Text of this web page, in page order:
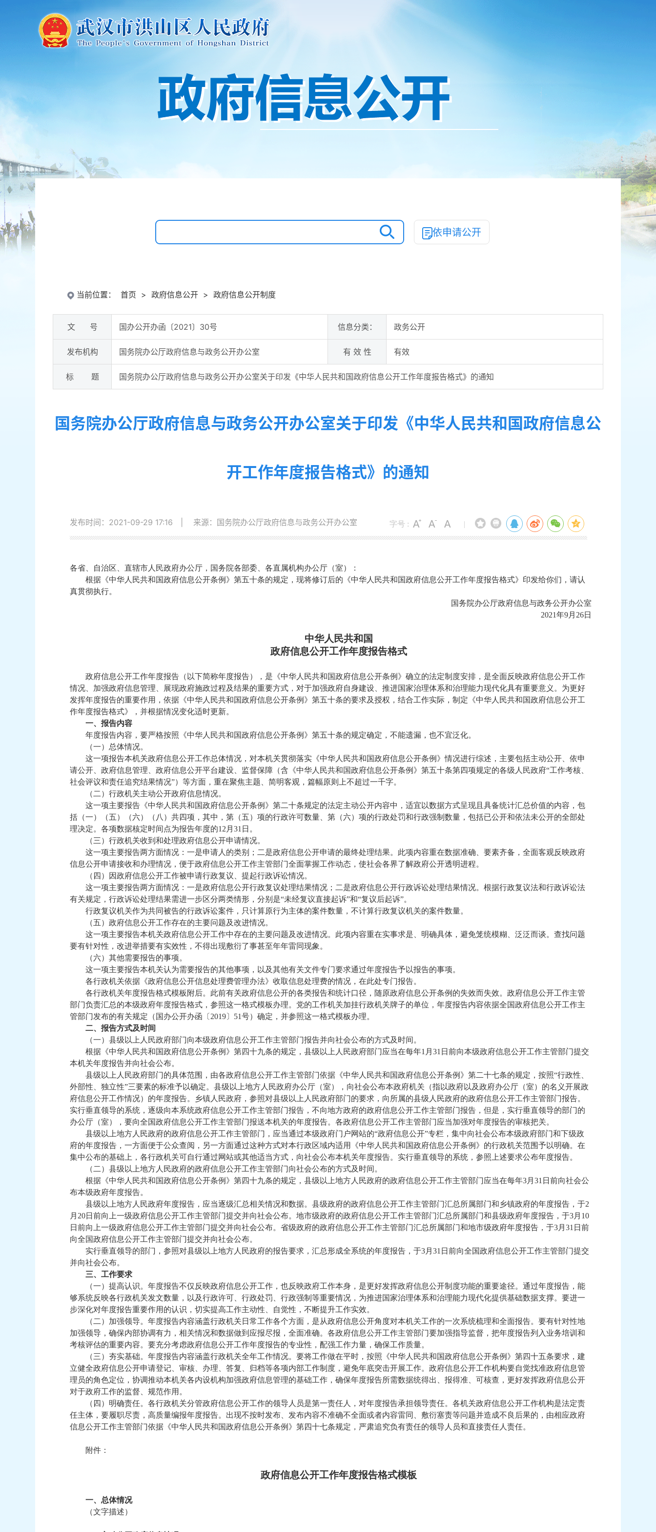
依申请公开
当前位置： 首页 > 政府信息公开 > 政府信息公开制度
文 号 国办公开办函〔2021〕30号 信息分类： 政务公开
发布机构 国务院办公厅政府信息与政务公开办公室 有 效 性 有效
标 题 国务院办公厅政府信息与政务公开办公室关于印发《中华人民共和国政府信息公开工作年度报告格式》的通知
国务院办公厅政府信息与政务公开办公室关于印发《中华人民共和国政府信息公
开工作年度报告格式》的通知
字号 : |
发布时间：2021-09-29 17:16 来源：国务院办公厅政府信息与政务公开办公室
各省、自治区、直辖市人民政府办公厅，国务院各部委、各直属机构办公厅（室）：
根据《中华人民共和国政府信息公开条例》第五十条的规定，现将修订后的《中华人民共和国政府信息公开工作年度报告格式》印发给你们，请认
真贯彻执行。
国务院办公厅政府信息与政务公开办公室
2021年9月26日
中华人民共和国
政府信息公开工作年度报告格式
政府信息公开工作年度报告（以下简称年度报告），是《中华人民共和国政府信息公开条例》确立的法定制度安排，是全面反映政府信息公开工作
情况、加强政府信息管理、展现政府施政过程及结果的重要方式，对于加强政府自身建设、推进国家治理体系和治理能力现代化具有重要意义。为更好
发挥年度报告的重要作用，依据《中华人民共和国政府信息公开条例》第五十条的要求及授权，结合工作实际，制定《中华人民共和国政府信息公开工
作年度报告格式》，并根据情况变化适时更新。
一、报告内容
年度报告内容，要严格按照《中华人民共和国政府信息公开条例》第五十条的规定确定，不能遗漏，也不宜泛化。
（一）总体情况。
这一项报告本机关政府信息公开工作总体情况，对本机关贯彻落实《中华人民共和国政府信息公开条例》情况进行综述，主要包括主动公开、依申
请公开、政府信息管理、政府信息公开平台建设、监督保障（含《中华人民共和国政府信息公开条例》第五十条第四项规定的各级人民政府“工作考核、
社会评议和责任追究结果情况”）等方面，重在聚焦主题、简明客观，篇幅原则上不超过一千字。
（二）行政机关主动公开政府信息情况。
这一项主要报告《中华人民共和国政府信息公开条例》第二十条规定的法定主动公开内容中，适宜以数据方式呈现且具备统计汇总价值的内容，包
括（一）（五）（六）（八）共四项，其中，第（五）项的行政许可数量、第（六）项的行政处罚和行政强制数量，包括已公开和依法未公开的全部处
理决定。各项数据核定时间点为报告年度的12月31日。
（三）行政机关收到和处理政府信息公开申请情况。
这一项主要报告两方面情况：一是申请人的类别；二是政府信息公开申请的最终处理结果。此项内容重在数据准确、要素齐备，全面客观反映政府
信息公开申请接收和办理情况，便于政府信息公开工作主管部门全面掌握工作动态，使社会各界了解政府公开透明进程。
（四）因政府信息公开工作被申请行政复议、提起行政诉讼情况。
这一项主要报告两方面情况：一是政府信息公开行政复议处理结果情况；二是政府信息公开行政诉讼处理结果情况。根据行政复议法和行政诉讼法
有关规定，行政诉讼处理结果需进一步区分两类情形，分别是“未经复议直接起诉”和“复议后起诉”。
行政复议机关作为共同被告的行政诉讼案件，只计算原行为主体的案件数量，不计算行政复议机关的案件数量。
（五）政府信息公开工作存在的主要问题及改进情况。
这一项主要报告本机关政府信息公开工作中存在的主要问题及改进情况。此项内容重在实事求是、明确具体，避免笼统模糊、泛泛而谈。查找问题
要有针对性，改进举措要有实效性，不得出现敷衍了事甚至年年雷同现象。
（六）其他需要报告的事项。
这一项主要报告本机关认为需要报告的其他事项，以及其他有关文件专门要求通过年度报告予以报告的事项。
各行政机关依据《政府信息公开信息处理费管理办法》收取信息处理费的情况，在此处专门报告。
各行政机关年度报告格式模板附后。此前有关政府信息公开的各类报告和统计口径，随原政府信息公开条例的失效而失效。政府信息公开工作主管
部门负责汇总的本级政府年度报告格式，参照这一格式模板办理。党的工作机关加挂行政机关牌子的单位，年度报告内容依据全国政府信息公开工作主
管部门发布的有关规定（国办公开办函〔2019〕51号）确定，并参照这一格式模板办理。
二、报告方式及时间
（一）县级以上人民政府部门向本级政府信息公开工作主管部门报告并向社会公布的方式及时间。
根据《中华人民共和国政府信息公开条例》第四十九条的规定，县级以上人民政府部门应当在每年1月31日前向本级政府信息公开工作主管部门提交
本机关年度报告并向社会公布。
县级以上人民政府部门的具体范围，由各政府信息公开工作主管部门依据《中华人民共和国政府信息公开条例》第二十七条的规定，按照“行政性、
外部性、独立性”三要素的标准予以确定。县级以上地方人民政府办公厅（室），向社会公布本政府机关（指以政府以及政府办公厅（室）的名义开展政
府信息公开工作情况）的年度报告。乡镇人民政府，参照对县级以上人民政府部门的要求，向所属的县级人民政府的政府信息公开工作主管部门报告。
实行垂直领导的系统，逐级向本系统政府信息公开工作主管部门报告，不向地方政府的政府信息公开工作主管部门报告，但是，实行垂直领导的部门的
办公厅（室），要向全国政府信息公开工作主管部门报送本机关的年度报告。各政府信息公开工作主管部门应当加强对年度报告的审核把关。
县级以上地方人民政府的政府信息公开工作主管部门，应当通过本级政府门户网站的“政府信息公开”专栏，集中向社会公布本级政府部门和下级政
府的年度报告，一方面便于公众查阅，另一方面通过这种方式对本行政区域内适用《中华人民共和国政府信息公开条例》的行政机关范围予以明确。在
集中公布的基础上，各行政机关可自行通过网站或其他适当方式，向社会公布本机关年度报告。实行垂直领导的系统，参照上述要求公布年度报告。
（二）县级以上地方人民政府的政府信息公开工作主管部门向社会公布的方式及时间。
根据《中华人民共和国政府信息公开条例》第四十九条的规定，县级以上地方人民政府的政府信息公开工作主管部门应当在每年3月31日前向社会公
布本级政府年度报告。
县级以上地方人民政府年度报告，应当逐级汇总相关情况和数据。县级政府的政府信息公开工作主管部门汇总所属部门和乡镇政府的年度报告，于2
月20日前向上一级政府信息公开工作主管部门提交并向社会公布。地市级政府的政府信息公开工作主管部门汇总所属部门和县级政府年度报告，于3月10
日前向上一级政府信息公开工作主管部门提交并向社会公布。省级政府的政府信息公开工作主管部门汇总所属部门和地市级政府年度报告，于3月31日前
向全国政府信息公开工作主管部门提交并向社会公布。
实行垂直领导的部门，参照对县级以上地方人民政府的报告要求，汇总形成全系统的年度报告，于3月31日前向全国政府信息公开工作主管部门提交
并向社会公布。
三、工作要求
（一）提高认识。年度报告不仅反映政府信息公开工作，也反映政府工作本身，是更好发挥政府信息公开制度功能的重要途径。通过年度报告，能
够系统反映各行政机关发文数量，以及行政许可、行政处罚、行政强制等重要情况，为推进国家治理体系和治理能力现代化提供基础数据支撑。要进一
步深化对年度报告重要作用的认识，切实提高工作主动性、自觉性，不断提升工作实效。
（二）加强领导。年度报告内容涵盖行政机关日常工作各个方面，是从政府信息公开角度对本机关工作的一次系统梳理和全面报告。要有针对性地
加强领导，确保内部协调有力，相关情况和数据做到应报尽报，全面准确。各政府信息公开工作主管部门要加强指导监督，把年度报告列入业务培训和
考核评估的重要内容。要充分考虑政府信息公开工作年度报告的专业性，配强工作力量，确保工作质量。
（三）夯实基础。年度报告内容涵盖行政机关全年工作情况。要将工作做在平时，按照《中华人民共和国政府信息公开条例》第四十五条要求，建
立健全政府信息公开申请登记、审核、办理、答复、归档等各项内部工作制度，避免年底突击开展工作。政府信息公开工作机构要自觉找准政府信息管
理员的角色定位，协调推动本机关各内设机构加强政府信息管理的基础工作，确保年度报告所需数据统得出、报得准、可核查，更好发挥政府信息公开
对于政府工作的监督、规范作用。
（四）明确责任。各行政机关分管政府信息公开工作的领导人员是第一责任人，对年度报告承担领导责任。各机关政府信息公开工作机构是法定责
任主体，要履职尽责，高质量编报年度报告。出现不按时发布、发布内容不准确不全面或者内容雷同、敷衍塞责等问题并造成不良后果的，由相应政府
信息公开工作主管部门依据《中华人民共和国政府信息公开条例》第四十七条规定，严肃追究负有责任的领导人员和直接责任人责任。
附件：
政府信息公开工作年度报告格式模板
一、总体情况
（文字描述）